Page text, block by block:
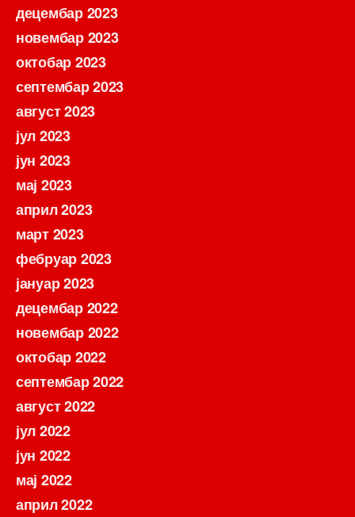
децембар 2023
новембар 2023
октобар 2023
септембар 2023
август 2023
јул 2023
јун 2023
мај 2023
април 2023
март 2023
фебруар 2023
јануар 2023
децембар 2022
новембар 2022
октобар 2022
септембар 2022
август 2022
јул 2022
јун 2022
мај 2022
април 2022